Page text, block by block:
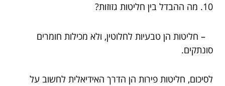
10. מה ההבדל בין חליטות גזוזות?
– חליטות הן טבעיות לחלוטין, ולא מכילות חומרים
סונתקים.
לסיכום, חליטות פירות הן הדרך האידיאלית לחשוב על